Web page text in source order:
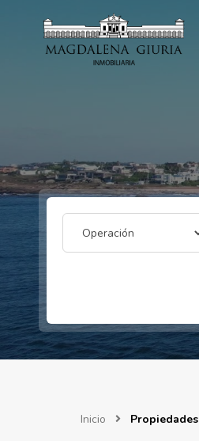
Inicio Propiedades